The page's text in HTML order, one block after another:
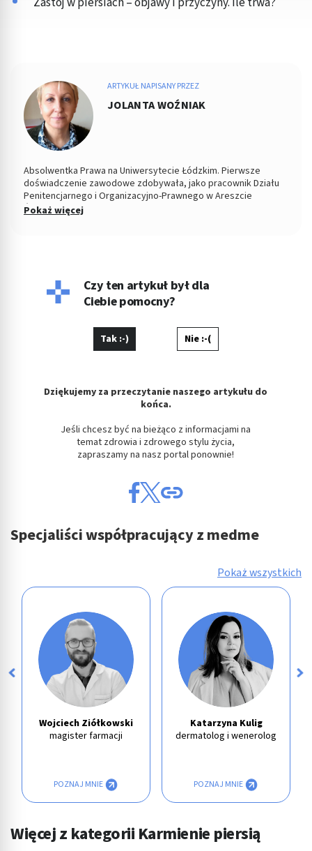
ARTYKUŁ NAPISANY PRZEZ
JOLANTA WOŹNIAK
Absolwentka Prawa na Uniwersytecie Łódzkim. Pierwsze
doświadczenie zawodowe zdobywała, jako pracownik Działu
Penitencjarnego i Organizacyjno-Prawnego w Areszcie
Śledczym w Łodzi. Od 2004 roku Zastępca Prezesa i Członek
Pokaż więcej
Czy ten artykuł był dla
Ciebie pomocny?
Tak :-) Nie :-(
Dziękujemy za przeczytanie naszego artykułu do
końca.
Jeśli chcesz być na bieżąco z informacjami na
temat zdrowia i zdrowego stylu życia,
zapraszamy na nasz portal ponownie!
Specjaliści współpracujący z medme
Pokaż wszystkich
Wojciech Ziółkowski
magister farmacji
POZNAJ MNIE
Katarzyna Kulig
dermatolog i wenerolog
POZNAJ MNIE
Więcej z kategorii Karmienie piersią